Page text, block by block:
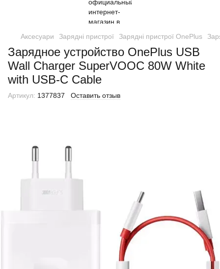
Аксесуари Зарядні пристрої Зарядні пристрої OnePlus
Зарядное устройство OnePlus USB
Wall Charger SuperVOOC 80W White
with USB-C Cable
Артикул: 1377837 Оставить отзыв